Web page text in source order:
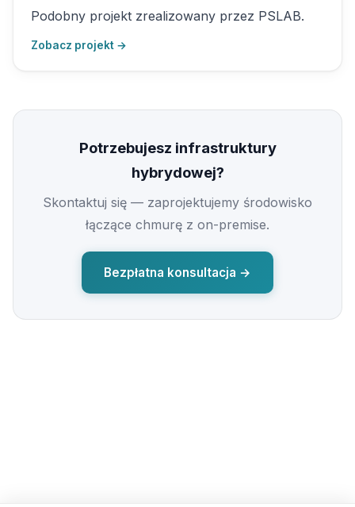
Podobny projekt zrealizowany przez PSLAB.
Zobacz projekt →
Potrzebujesz infrastruktury
hybrydowej?
Skontaktuj się — zaprojektujemy środowisko
łączące chmurę z on-premise.
Bezpłatna konsultacja →